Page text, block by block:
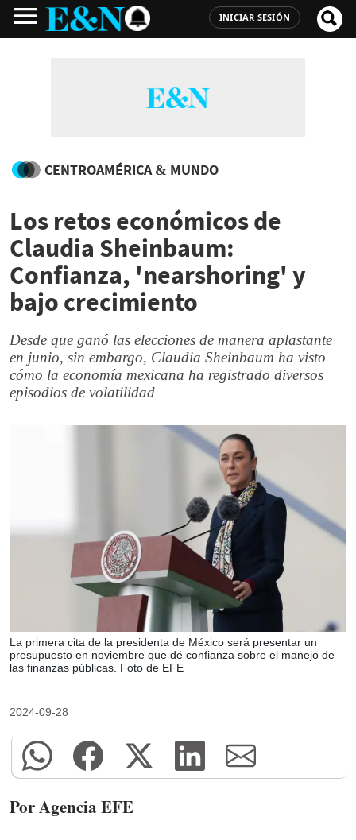
INICIAR SESIÓN
CENTROAMÉRICA & MUNDO
Los retos económicos de
Claudia Sheinbaum:
Confianza, 'nearshoring' y
bajo crecimiento
Desde que ganó las elecciones de manera aplastante
en junio, sin embargo, Claudia Sheinbaum ha visto
cómo la economía mexicana ha registrado diversos
episodios de volatilidad
La primera cita de la presidenta de México será presentar un
presupuesto en noviembre que dé confianza sobre el manejo de
las finanzas públicas. Foto de EFE
2024-09-28
Por Agencia EFE